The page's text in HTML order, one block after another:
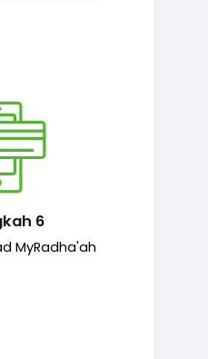
6
MyRadha'ah
diluluskan, kad
akan dijana.